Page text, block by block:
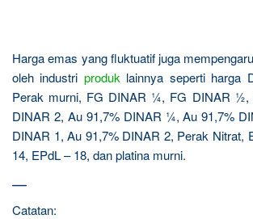
Harga emas yang fluktuatif juga
oleh industri produk lainnya seperti harga
Perak murni, FG DINAR ¼, FG DINAR ½,
DINAR 2, Au 91,7% DINAR ¼, Au 91,7%
DINAR 1, Au 91,7% DINAR 2, Perak Nitrat,
14, EPdL – 18, dan platina murni.
—
Catatan: